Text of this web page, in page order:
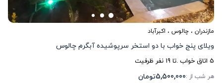
مازندران ، چالوس ، اکبرآباد
ویلای پنج خواب با دو استخر سرپوشیده آبگرم چالوس
5 اتاق خواب .تا19 نفر ظرفیت
هر شب از :5,500,000تومان